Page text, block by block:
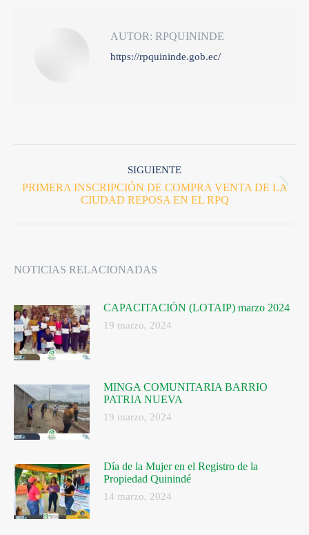
AUTOR: RPQUININDE
https://rpquininde.gob.ec/
SIGUIENTE
PRIMERA INSCRIPCIÓN DE COMPRA VENTA DE LA
CIUDAD REPOSA EN EL RPQ
NOTICIAS RELACIONADAS
CAPACITACIÓN (LOTAIP) marzo 2024
19 marzo, 2024
MINGA COMUNITARIA BARRIO
PATRIA NUEVA
19 marzo, 2024
Día de la Mujer en el Registro de la
Propiedad Quinindé
14 marzo, 2024